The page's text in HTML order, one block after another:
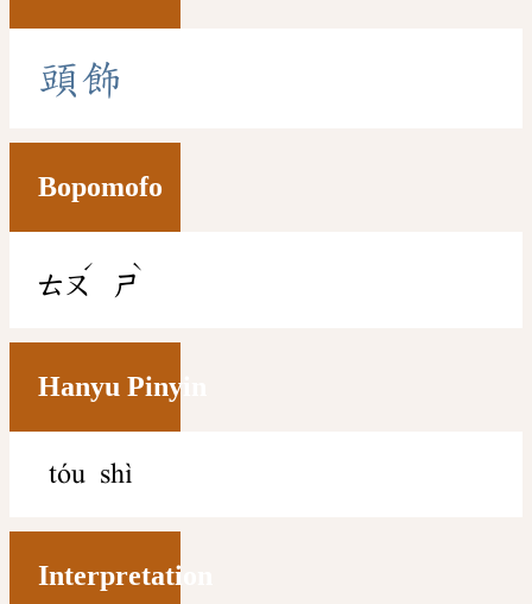
頭飾
Bopomofo
ㄊㄡ
ˊ
ㄕ
ˋ
Hanyu Pinyin
tóu shì
Interpretation